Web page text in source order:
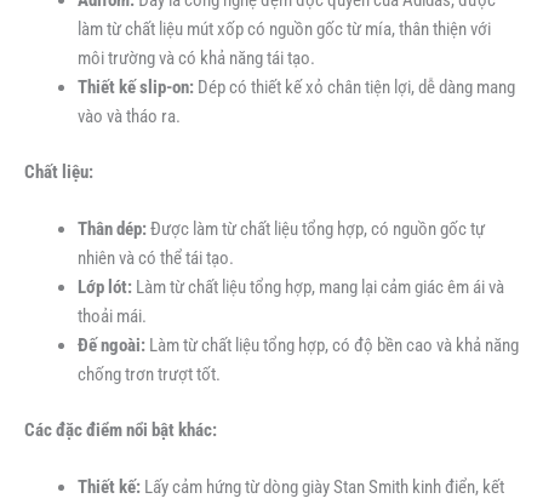
làm từ chất liệu mút xốp có nguồn gốc từ mía, thân thiện với
môi trường và có khả năng tái tạo.
Thiết kế slip-on:Dép có thiết kế xỏ chân tiện lợi, dễ dàng mang
vào và tháo ra.
Chất liệu:
Thân dép:Được làm từ chất liệu tổng hợp, có nguồn gốc tự
nhiên và có thể tái tạo.
Lớp lót:Làm từ chất liệu tổng hợp, mang lại cảm giác êm ái và
thoải mái.
Đế ngoài:Làm từ chất liệu tổng hợp, có độ bền cao và khả năng
chống trơn trượt tốt.
Các đặc điểm nổi bật khác:
Thiết kế:Lấy cảm hứng từ dòng giày Stan Smith kinh điển, kết